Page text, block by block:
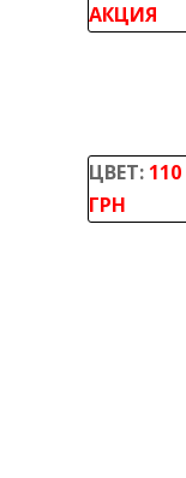
АКЦИЯ
ЦВЕТ: 110
ГРН